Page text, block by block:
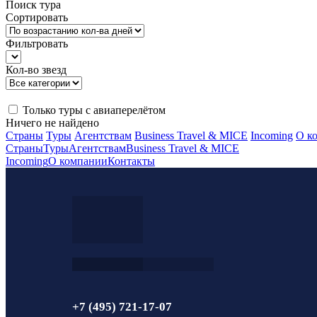
Поиск тура
Сортировать
Фильтровать
Кол-во звезд
Только туры с авиаперелётом
Ничего не найдено
Страны Туры Агентствам Business Travel & MICE Incoming О
СтраныТурыАгентствамBusiness Travel & MICE
IncomingО компанииКонтакты
+7 (495) 721-17-07